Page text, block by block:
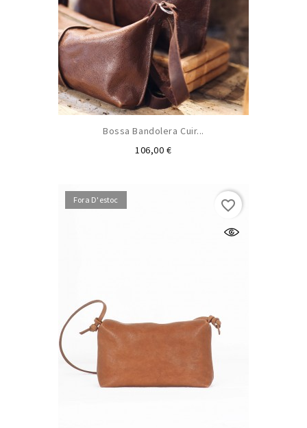
Bossa Bandolera Cuir...
106,00 €Preu
Fora D'estoc favorite_border